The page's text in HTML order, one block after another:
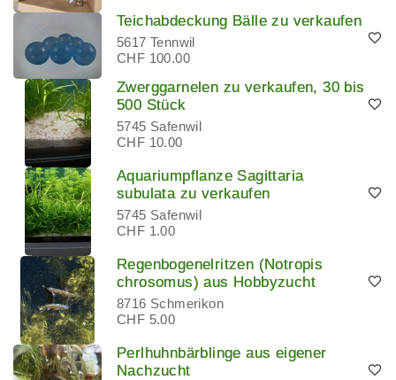
Teichabdeckung Bälle zu verkaufen
5617 Tennwil
CHF 100.00
Zwerggarnelen zu verkaufen, 30 bis
500 Stück
5745 Safenwil
CHF 10.00
Aquariumpflanze Sagittaria
subulata zu verkaufen
5745 Safenwil
CHF 1.00
Regenbogenelritzen (Notropis
chrosomus) aus Hobbyzucht
8716 Schmerikon
CHF 5.00
Perlhuhnbärblinge aus eigener
Nachzucht